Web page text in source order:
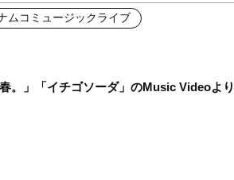
ムコミュージックライブ
。」「イチゴソーダ」のMusic Videoよ